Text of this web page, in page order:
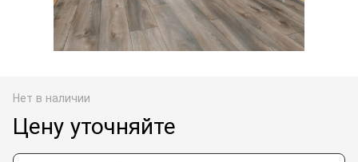
Нет в наличии
Цену уточняйте